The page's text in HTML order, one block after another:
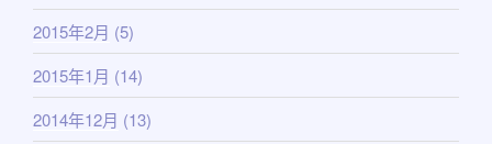
2015年2月 (5)
2015年1月 (14)
2014年12月 (13)